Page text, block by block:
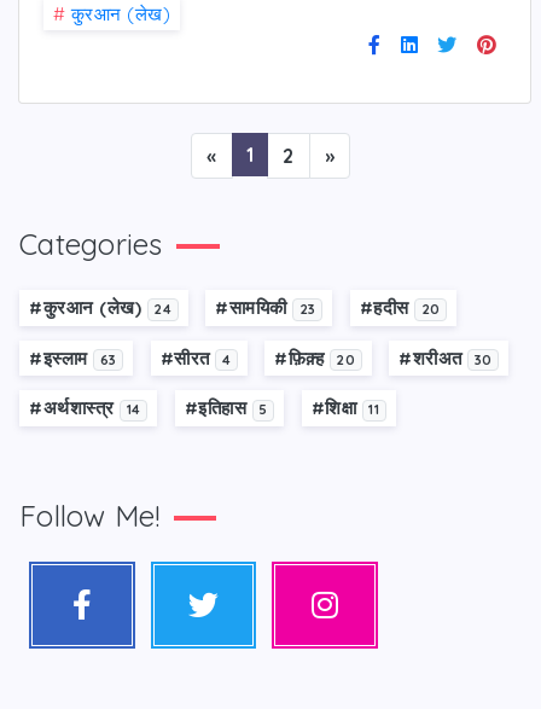
# कु़रआन (लेख)
« 1 2 »
Categories
#कु़रआन (लेख) 24 #सामयिकी 23 #हदीस 20
#इस्लाम 63 #सीरत 4 #फ़िक़्ह 20 #शरीअत 30
#अर्थशास्त्र 14 #इतिहास 5 #शिक्षा 11
Follow Me!